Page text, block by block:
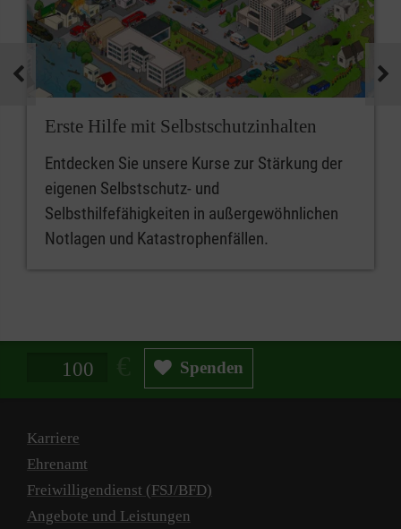
Erste Hilfe mit Selbstschutzinhalten
Entdecken Sie unsere Kurse zur Stärkung der
eigenen Selbstschutz- und
Selbsthilfefähigkeiten in außergewöhnlichen
Notlagen und Katastrophenfällen.
Spendenbetrag in Euro Spenden
Karriere
Ehrenamt
Freiwilligendienst (FSJ/BFD)
Angebote und Leistungen